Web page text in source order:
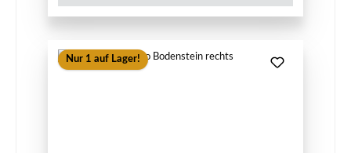
Nur 1 auf Lager!